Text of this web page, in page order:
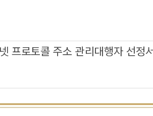
프로토콜 주소 관리대행자 선정